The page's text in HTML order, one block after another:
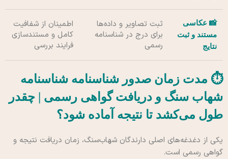
📸 عکاسی
مستند و ثبت
نتایج
ثبت تصاویر و داده‌ها
برای درج در شناسنامه
رسمی
اطمینان از شفافیت
کامل و مستندسازی
فرایند بررسی
⏱️ مدت زمان صدور شناسنامه شناسنامه
شهاب سنگ و دریافت گواهی رسمی | چقدر
طول می‌کشد تا نتیجه آماده شود؟
یکی از دغدغه‌های اصلی دارندگان شهاب‌سنگ، زمان دریافت نتیجه و
گواهی رسمی است.